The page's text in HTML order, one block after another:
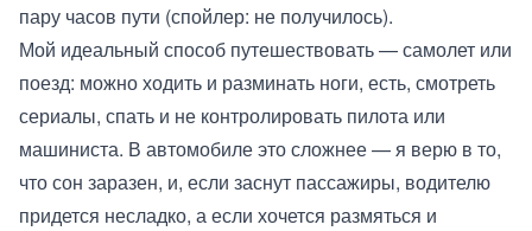
пару часов пути (спойлер: не получилось).
Мой идеальный способ путешествовать — самолет или
поезд: можно ходить и разминать ноги, есть, смотреть
сериалы, спать и не контролировать пилота или
машиниста. В автомобиле это сложнее — я верю в то,
что сон заразен, и, если заснут пассажиры, водителю
придется несладко, а если хочется размяться и